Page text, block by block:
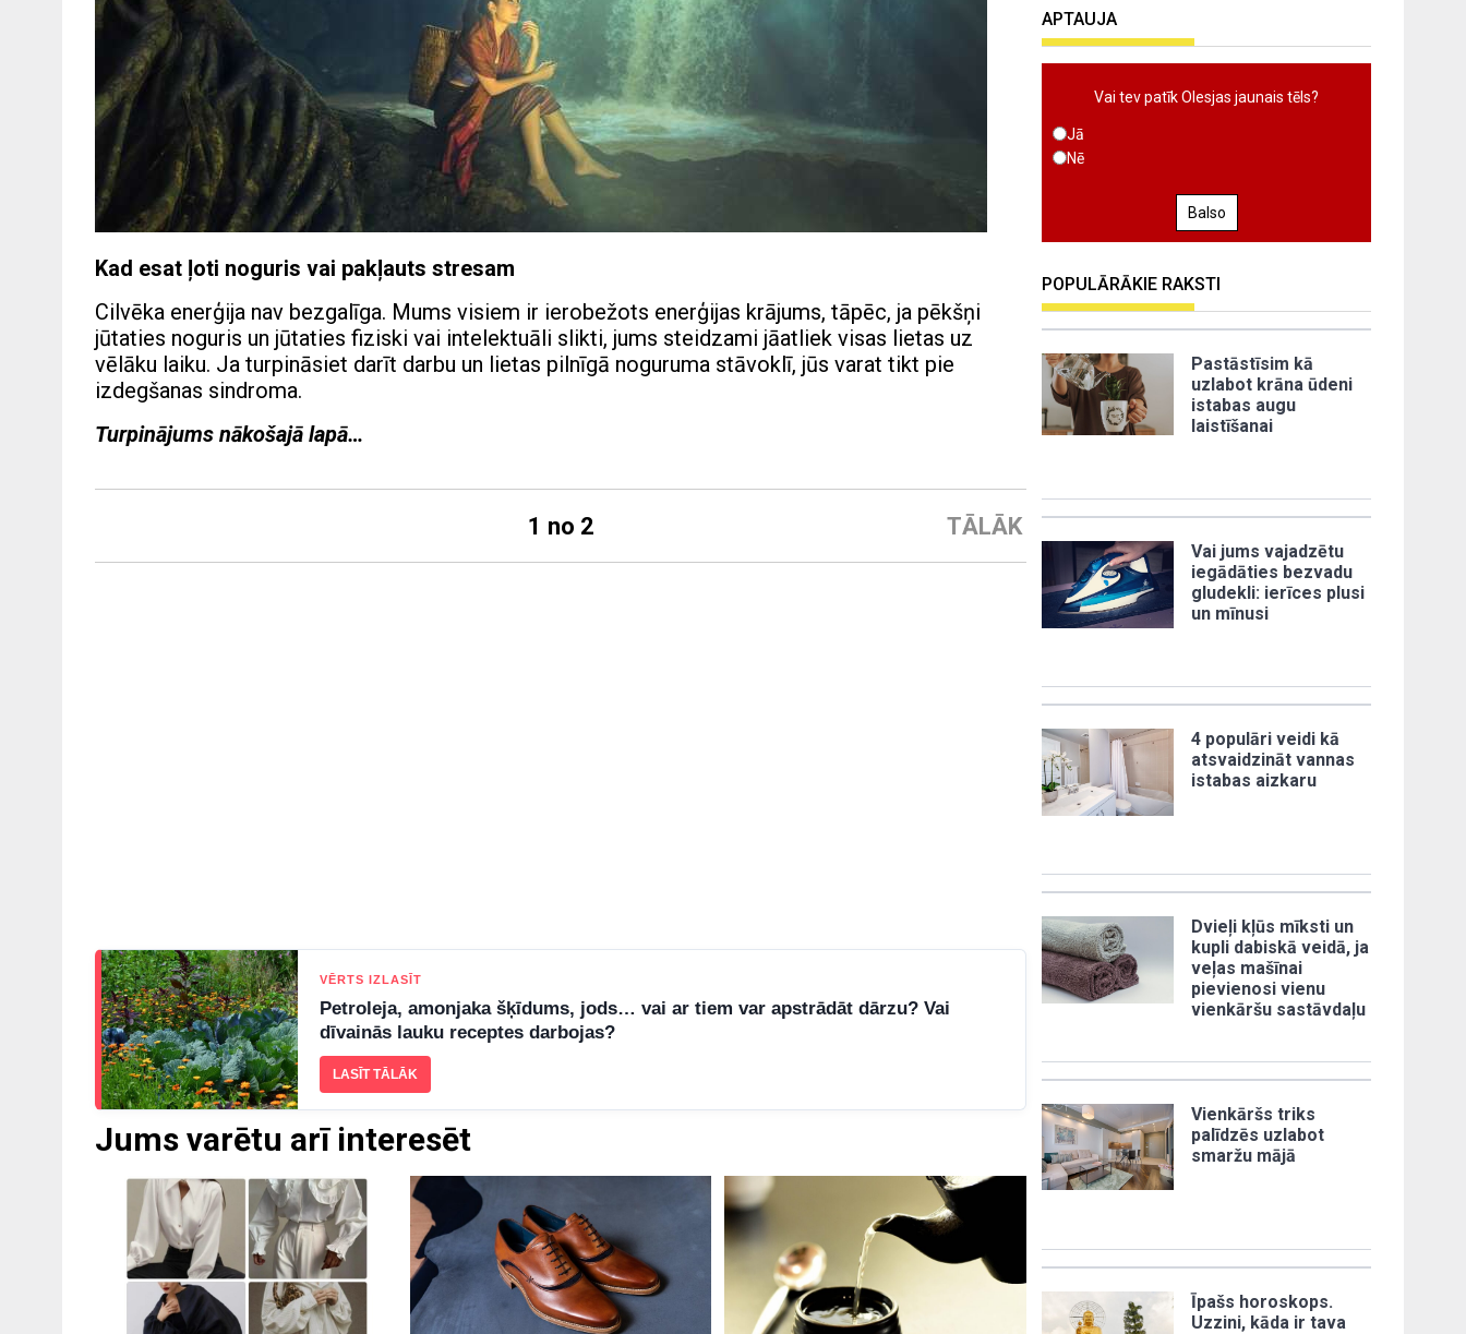
Kad esat ļoti noguris vai pakļauts stresam
Cilvēka enerģija nav bezgalīga. Mums visiem ir ierobežots enerģijas krājums, tāpēc, ja pēkšņi
jūtaties noguris un jūtaties fiziski vai intelektuāli slikti, jums steidzami jāatliek visas lietas uz
vēlāku laiku. Ja turpināsiet darīt darbu un lietas pilnīgā noguruma stāvoklī, jūs varat tikt pie
izdegšanas sindroma.
Turpinājums nākošajā lapā…
TĀLĀK
1 no 2
Jums varētu arī interesēt
VĒRTS IZLASĪT
Petroleja, amonjaka šķīdums, jods… vai ar tiem var apstrādāt dārzu? Vai
dīvainās lauku receptes darbojas?
LASĪT TĀLĀK
APTAUJA
Vai tev patīk Olesjas jaunais tēls?
Jā
Nē
Balso
POPULĀRĀKIE RAKSTI
Pastāstīsim kā
uzlabot krāna ūdeni
istabas augu
laistīšanai
Vai jums vajadzētu
iegādāties bezvadu
gludekli: ierīces plusi
un mīnusi
4 populāri veidi kā
atsvaidzināt vannas
istabas aizkaru
Dvieļi kļūs mīksti un
kupli dabiskā veidā, ja
veļas mašīnai
pievienosi vienu
vienkāršu sastāvdaļu
Vienkāršs triks
palīdzēs uzlabot
smaržu mājā
Īpašs horoskops.
Uzzini, kāda ir tava